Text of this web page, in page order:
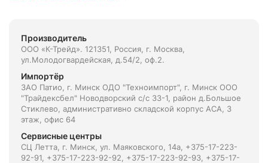
Производитель
ООО «К-Трейд». 121351, Россия, г. Москва,
ул.Молодогвардейская, д.54/2, оф.2.
Импортёр
ЗАО Патио, г. Минск ОДО "Техноимпорт", г. Минск ООО
"Трайдексбел" Новодворский с/с 33-1, район д.Большое
Стиклево, административно складской корпус АСА, 3
этаж, офис 64
Сервисные центры
СЦ Летта, г. Минск, ул. Маяковского, 14а, +375-17-223-
92-91, +375-17-223-92-92, +375-17-223-92-93, +375-17-